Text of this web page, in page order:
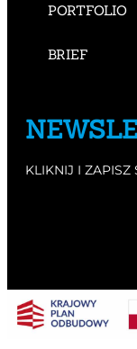
PORTFOLIO
BRIEF
KLIKNIJ I ZAPISZ